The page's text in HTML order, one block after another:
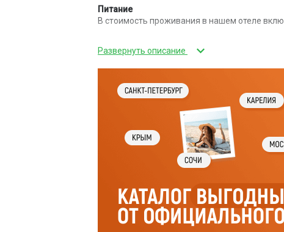
Питание
В стоимость проживания в нашем отеле